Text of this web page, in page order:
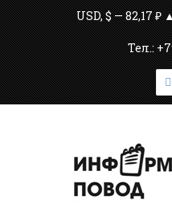
USD, $ — 82,17 ₽
Тел.: